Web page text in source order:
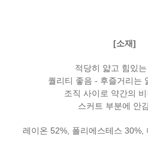
[소재]
적당히 얇고 힘있
퀄리티 좋음 - 후즐거리는
조직 사이로 약간의 비
스커트 부분에 안
레이온 52%, 폴리에스테스 30%,